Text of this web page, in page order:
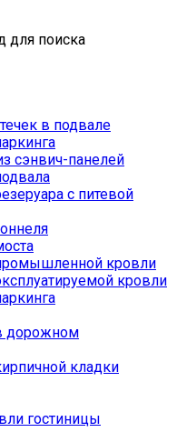
для поиска
в подвале
сэнвич-панелей
с питевой
кровли
кровли
дорожном
кладки
гостиницы